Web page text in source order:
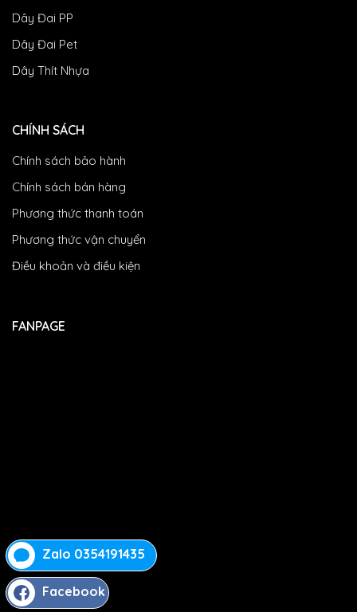
Dây Đai PP
Dây Đai Pet
Dây Thít Nhựa
CHÍNH SÁCH
Chính sách bảo hành
Chính sách bán hàng
Phương thức thanh toán
Phương thức vận chuyển
Điều khoản và điều kiện
FANPAGE
Zalo 0354191435
Facebook